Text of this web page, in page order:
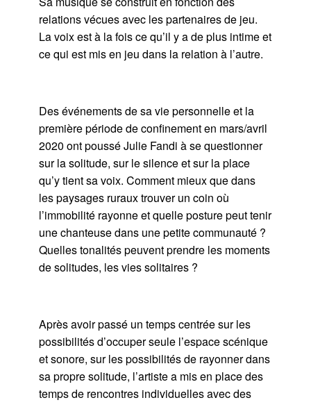
relations vécues avec les partenaires de jeu.
La voix est à la fois ce qu’il y a de plus intime et
ce qui est mis en jeu dans la relation à l’autre.
Des événements de sa vie personnelle et la
première période de confinement en mars/avril
2020 ont poussé Julie Fandi à se questionner
sur la solitude, sur le silence et sur la place
qu’y tient sa voix. Comment mieux que dans
les paysages ruraux trouver un coin où
l’immobilité rayonne et quelle posture peut tenir
une chanteuse dans une petite communauté ?
Quelles tonalités peuvent prendre les moments
de solitudes, les vies solitaires ?
Après avoir passé un temps centrée sur les
possibilités d’occuper seule l’espace scénique
et sonore, sur les possibilités de rayonner dans
sa propre solitude, l’artiste a mis en place des
temps de rencontres individuelles avec des